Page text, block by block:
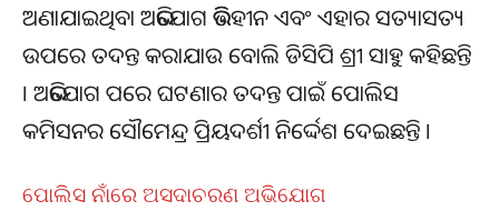
ଅଣାଯାଇଥିବା ଅଭିଯୋଗ ଭିତ୍ତିହୀନ ଏବଂ ଏହାର ସତ୍ୟାସତ୍ୟ
ଉପରେ ତଦନ୍ତ କରାଯାଉ ବୋଲି ଡିସିପି ଶ୍ରୀ ସାହୁ କହିଛନ୍ତି
। ଅଭିଯୋଗ ପରେ ଘଟଣାର ତଦନ୍ତ ପାଇଁ ପୋଲିସ
କମିସନର ସୌମେନ୍ଦ୍ର ପ୍ରିୟଦର୍ଶୀ ନିର୍ଦ୍ଦେଶ ଦେଇଛନ୍ତି ।
ପୋଲିସ ନାଁରେ ଅସଦାଚରଣ ଅଭିଯୋଗ